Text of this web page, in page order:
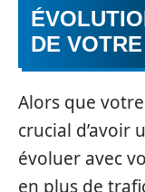
DE
Alors que
crucial d’avoir
évoluer avec
en plus de